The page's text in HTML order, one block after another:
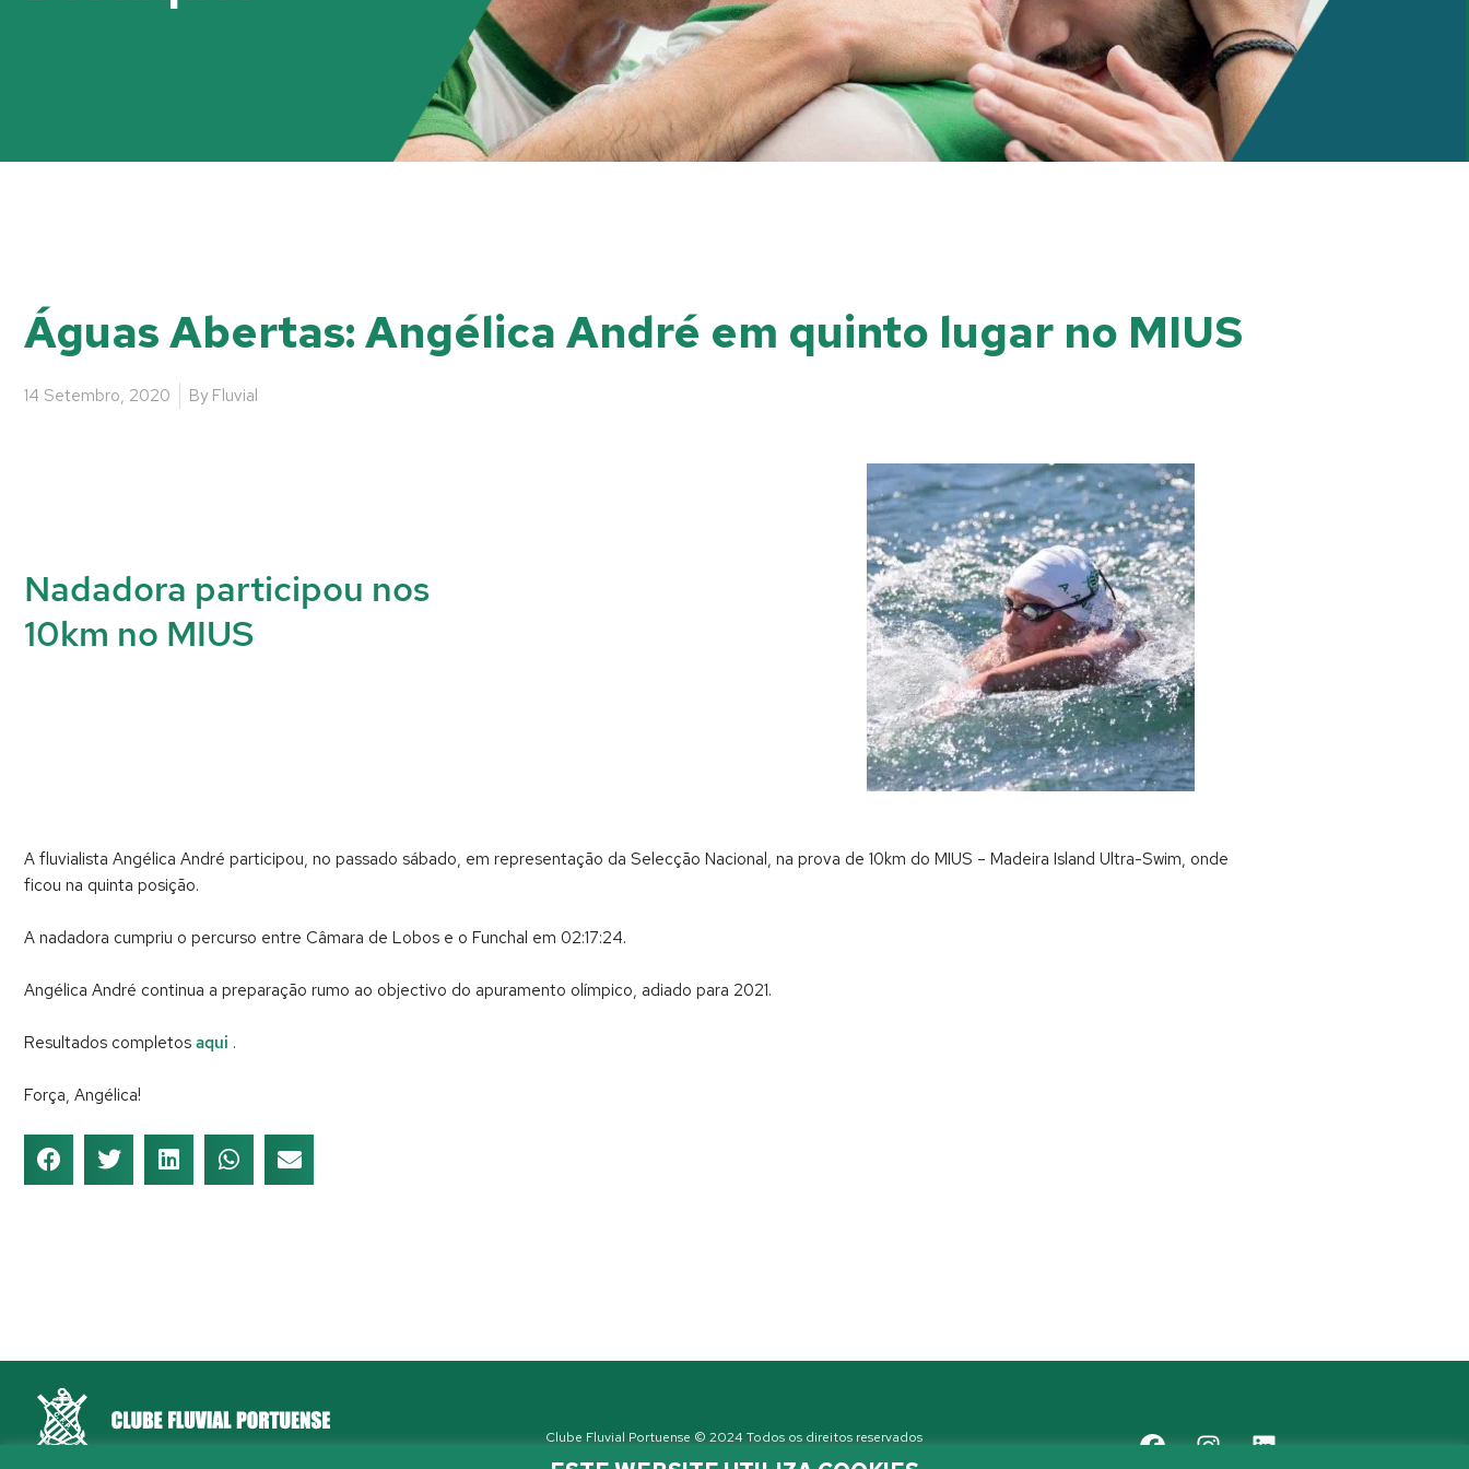
Águas Abertas: Angélica André em quinto lugar no MIUS
14 Setembro, 2020 By Fluvial
Nadadora participou nos
10km no MIUS
A fluvialista Angélica André participou, no passado sábado, em representação da Selecção Nacional, na prova de 10km do MIUS – Madeira Island Ultra-Swim, onde
ficou na quinta posição.
A nadadora cumpriu o percurso entre Câmara de Lobos e o Funchal em 02:17:24.
Angélica André continua a preparação rumo ao objectivo do apuramento olímpico, adiado para 2021.
Resultados completos aqui .
Força, Angélica!
Clube Fluvial Portuense © 2024 Todos os direitos reservados